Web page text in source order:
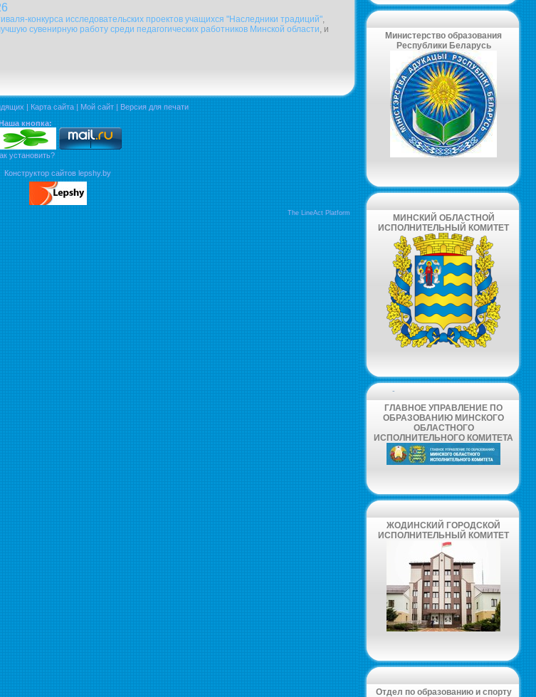
конкурса исследовательских проектов учащихся "Наследники традиций"
сувенирную работу среди педагогических работников Минской области , и
| Карта сайта | Мой сайт | Версия для печати
кнопка:
установить?
Конструктор сайтов lepshy.by
The LineAct Platform
Министерство образования
Республики Беларусь
МИНСКИЙ ОБЛАСТНОЙ
ИСПОЛНИТЕЛЬНЫЙ КОМИТЕТ
-
ГЛАВНОЕ УПРАВЛЕНИЕ ПО
ОБРАЗОВАНИЮ МИНСКОГО
ОБЛАСТНОГО
ИСПОЛНИТЕЛЬНОГО КОМИТЕТА
ЖОДИНСКИЙ ГОРОДСКОЙ
ИСПОЛНИТЕЛЬНЫЙ КОМИТЕТ
Отдел по образованию и спорту